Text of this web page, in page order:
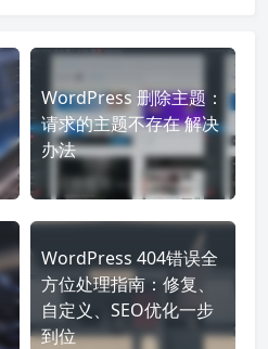
WordPress 删除主题：
请求的主题不存在 解决
办法
WordPress 404错误全
方位处理指南：修复、
自定义、SEO优化一步
到位